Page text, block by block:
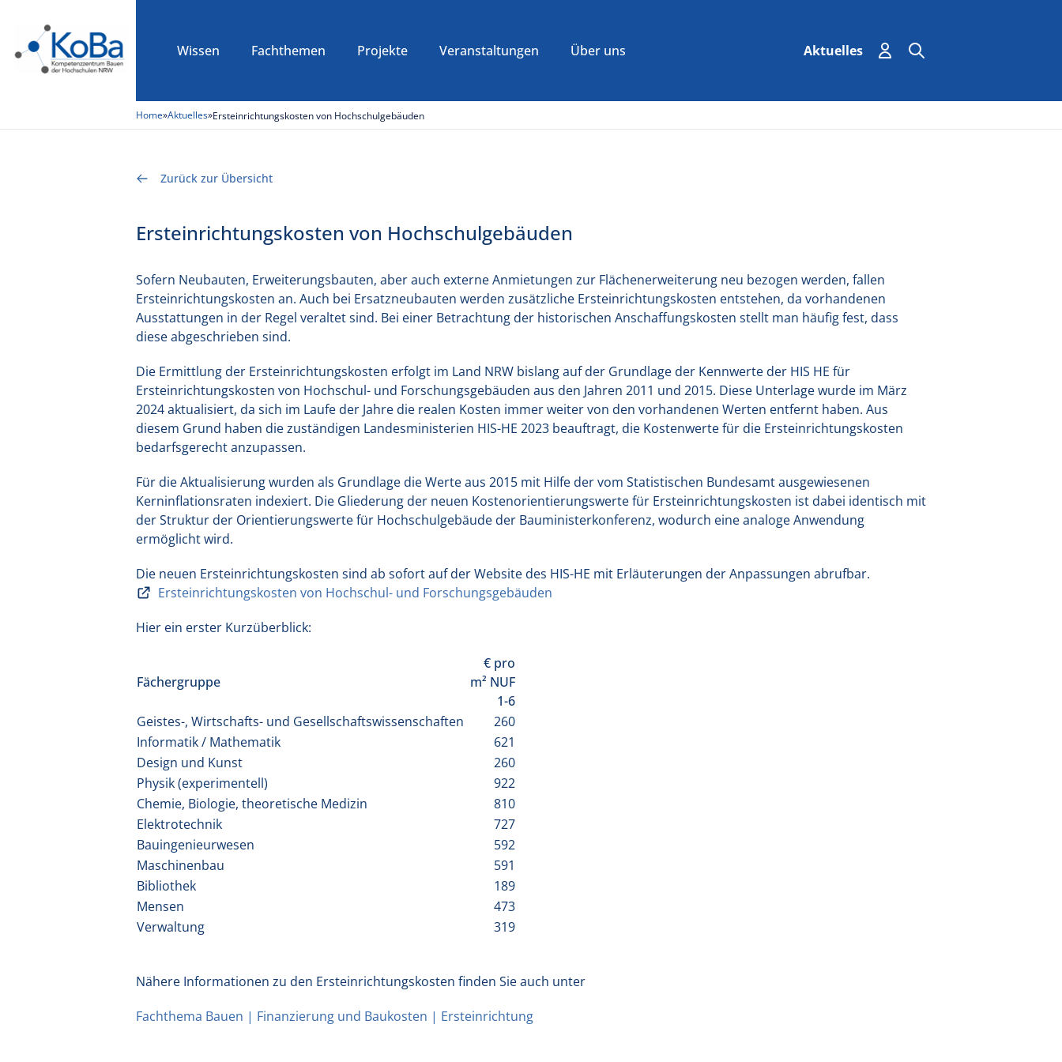
Wissen Fachthemen Projekte Veranstaltungen Über uns Aktuelles Einloggen
Suche
Suchen
Home»Aktuelles»Ersteinrichtungskosten von Hochschulgebäuden
Zurück zur Übersicht
Ersteinrichtungskosten von Hochschulgebäuden
Sofern Neubauten, Erweiterungsbauten, aber auch externe Anmietungen zur Flächenerweiterung neu bezogen werden, fallen
Ersteinrichtungskosten an. Auch bei Ersatzneubauten werden zusätzliche Ersteinrichtungskosten entstehen, da vorhandenen
Ausstattungen in der Regel veraltet sind. Bei einer Betrachtung der historischen Anschaffungskosten stellt man häufig fest, dass
diese abgeschrieben sind.
Die Ermittlung der Ersteinrichtungskosten erfolgt im Land NRW bislang auf der Grundlage der Kennwerte der HIS HE für
Ersteinrichtungskosten von Hochschul- und Forschungsgebäuden aus den Jahren 2011 und 2015. Diese Unterlage wurde im März
2024 aktualisiert, da sich im Laufe der Jahre die realen Kosten immer weiter von den vorhandenen Werten entfernt haben. Aus
diesem Grund haben die zuständigen Landesministerien HIS-HE 2023 beauftragt, die Kostenwerte für die Ersteinrichtungskosten
bedarfsgerecht anzupassen.
Für die Aktualisierung wurden als Grundlage die Werte aus 2015 mit Hilfe der vom Statistischen Bundesamt ausgewiesenen
Kerninflationsraten indexiert. Die Gliederung der neuen Kostenorientierungswerte für Ersteinrichtungskosten ist dabei identisch mit
der Struktur der Orientierungswerte für Hochschulgebäude der Bauministerkonferenz, wodurch eine analoge Anwendung
ermöglicht wird.
Die neuen Ersteinrichtungskosten sind ab sofort auf der Website des HIS-HE mit Erläuterungen der Anpassungen abrufbar.
Ersteinrichtungskosten von Hochschul- und Forschungsgebäuden
Hier ein erster Kurzüberblick:
Fächergruppe
€ pro
m² NUF
1-6
Geistes-, Wirtschafts- und Gesellschaftswissenschaften
260
Informatik / Mathematik
621
Design und Kunst
260
Physik (experimentell)
922
Chemie, Biologie, theoretische Medizin
810
Elektrotechnik
727
Bauingenieurwesen
592
Maschinenbau
591
Bibliothek
189
Mensen
473
Verwaltung
319
Nähere Informationen zu den Ersteinrichtungskosten finden Sie auch unter
Fachthema Bauen | Finanzierung und Baukosten | Ersteinrichtung